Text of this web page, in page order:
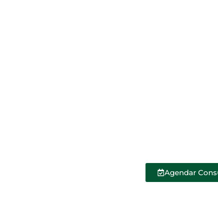
Agendar